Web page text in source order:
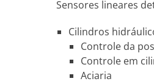
Sensores lineares
Cilindros
Controle da
Controle em
Aciaria